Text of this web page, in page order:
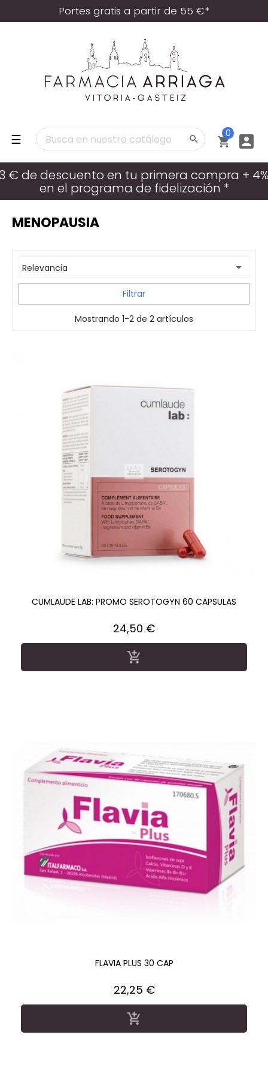
Portes gratis a partir de 55 €*
Navegación
palanca
☰  
0 
€ de descuento en tu primera compra +
en el programa de fidelización *
MENOPAUSIA
Relevancia 
Filtrar
Mostrando 1-2 de 2 artículos
CUMLAUDE LAB: PROMO SEROTOGYN 60 CAPSULAS
Precio
24,50 €

FLAVIA PLUS 30 CAP
Precio
22,25 €
